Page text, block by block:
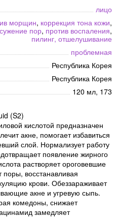
лицо
морщин, коррекция тона кожи,
сужение пор, против воспаления,
пилинг, отшелушивание
проблемная
Республика Корея
Республика Корея
120 мл, 173
(S2)
кислотой предназначен
акне, помогает избавиться
слой. Нормализует работу
появление жирного
растворяет ороговевшие
поры, восстанавливая
крови. Обеззараживает
акне и угревую сыпь.
комедоны, снижает
замедляет